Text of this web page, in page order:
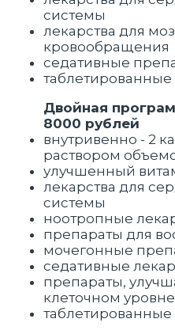
системы
лекарства для
кровообращения
седативные
таблетированные
Двойная
8000 рублей
внутривенно - 2
раствором
улучшенный
лекарства для
системы
ноотропные
препараты для
мочегонные
седативные
препараты,
клеточном уровне
таблетированные